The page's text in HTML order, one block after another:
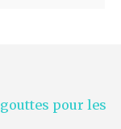
pour les